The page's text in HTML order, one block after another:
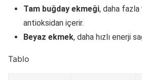
Tam buğday ekmeği, daha fazla
antioksidan içerir.
Beyaz ekmek, daha hızlı enerji
Tablo